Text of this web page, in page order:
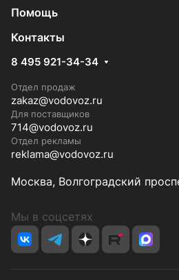
Помощь
Контакты
8 495 921-34-34
Отдел продаж
zakaz@vodovoz.ru
Для поставщиков
714@vodovoz.ru
Отдел рекламы
reklama@vodovoz.ru
Москва, Волгоградский
Мы в соцсетях